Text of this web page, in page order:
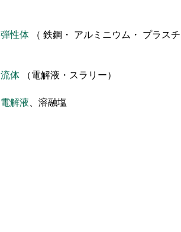
弾性体 （ 鉄鋼・ アルミニウム・ プラス
流体 （電解液・スラリー）
電解液、溶融塩